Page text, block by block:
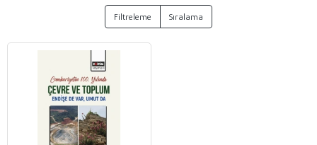
Filtreleme Sıralama